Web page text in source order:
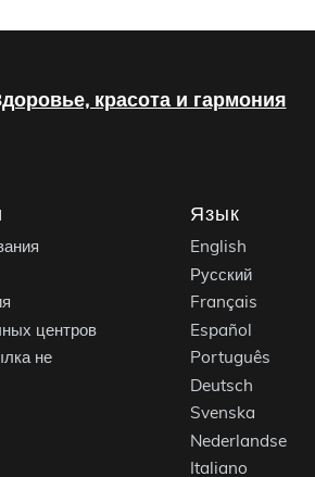
красота и гармония
центров
не
Язык
English
Русский
Français
Español
Português
Deutsch
Svenska
Nederlandse
Italiano